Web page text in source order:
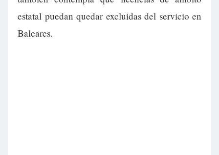
estatal puedan quedar excluidas del servicio en
Baleares.